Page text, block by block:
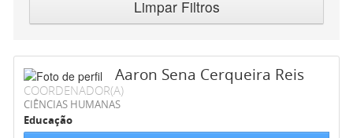
Limpar Filtros
Aaron Sena Cerqueira Reis
COORDENADOR(A)
CIÊNCIAS HUMANAS
Educação